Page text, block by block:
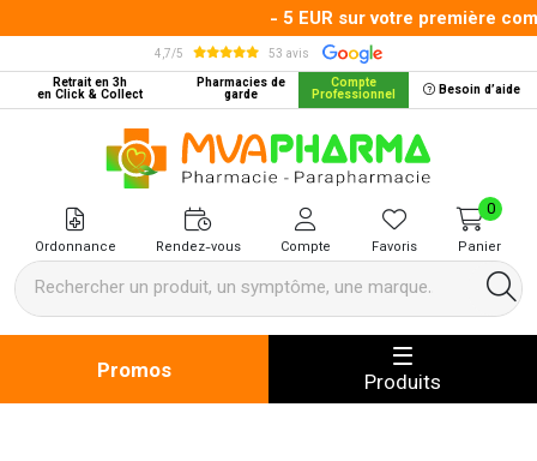
- 5 EUR sur votre première
4,7/5
53 avis
Retrait en 3h
en Click & Collect
Pharmacies de
garde
Compte
Professionnel Besoin d’aide
MVA Pharma Votre pharmacie
Ordonnance Rendez-vous Compte Favoris Panier
0
Promos Produits